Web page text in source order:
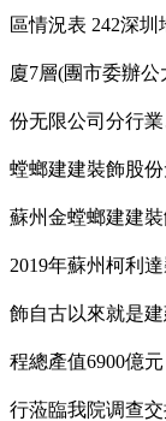
區情況表 242深
廈7層(團市委辦公
份无限公司分行
螳螂建建裝飾股
蘇州金螳螂建建
2019年蘇州柯利
飾自古以來就是
程總產值6900億
行蒞臨我院调查